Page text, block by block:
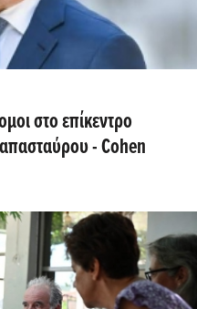
στο επίκεντρο